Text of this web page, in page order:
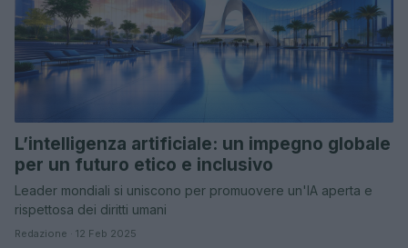
L’intelligenza artificiale: un impegno globale
per un futuro etico e inclusivo
Leader mondiali si uniscono per promuovere un'IA aperta e
rispettosa dei diritti umani
Redazione · 12 Feb 2025